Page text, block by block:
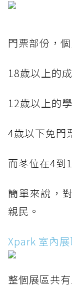
門票部份，
18歲以上的
12歲以上的
4歲以下免門
而苳位在4到
簡單來說，
親民。
Xpark 室內展
整個展區共